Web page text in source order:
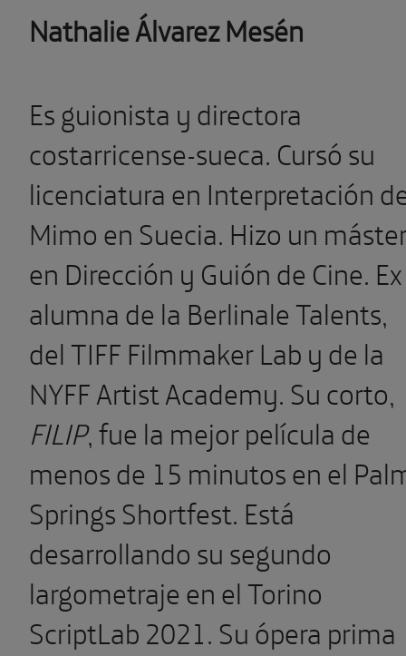
Nathalie Álvarez Mesén
Es guionista y directora
costarricense-sueca. Cursó su
licenciatura en Interpretación
Mimo en Suecia. Hizo un
en Dirección y Guión de Cine. Ex
alumna de la Berlinale Talents,
del TIFF Filmmaker Lab y de la
NYFF Artist Academy. Su corto,
FILIP, fue la mejor película de
menos de 15 minutos en el
Springs Shortfest. Está
desarrollando su segundo
largometraje en el Torino
ScriptLab 2021. Su ópera prima